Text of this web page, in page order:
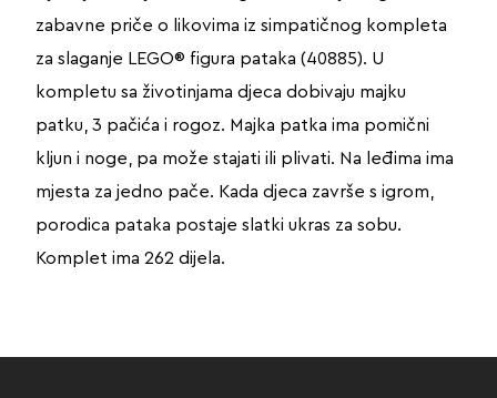
zabavne priče o likovima iz simpatičnog kompleta
za slaganje LEGO® figura pataka (40885). U
kompletu sa životinjama djeca dobivaju majku
patku, 3 pačića i rogoz. Majka patka ima pomični
kljun i noge, pa može stajati ili plivati. Na leđima ima
mjesta za jedno pače. Kada djeca završe s igrom,
porodica pataka postaje slatki ukras za sobu.
Komplet ima 262 dijela.